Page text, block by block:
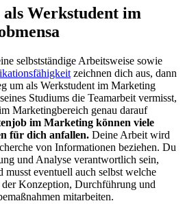
Werkstudent im
selbstständige Arbeitsweise sowie
zeichnen dich aus, dann
um als Werkstudent im Marketing
Studiums die Teamarbeit vermisst,
Marketingbereich genau darauf
im Marketing können viele
für dich anfallen. Deine Arbeit wird
von Informationen beziehen. Du
und Analyse verantwortlich sein,
musst eventuell auch selbst welche
Konzeption, Durchführung und
mitarbeiten.